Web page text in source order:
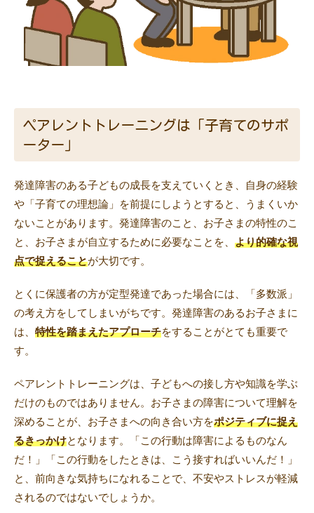
ペアレントトレーニングは「子育てのサポ
ーター」
発達障害のある子どもの成長を支えていくとき、自身の経験
や「子育ての理想論」を前提にしようとすると、うまくいか
ないことがあります。発達障害のこと、お子さまの特性のこ
と、お子さまが自立するために必要なことを、 より的確な視
点で捉えることが大切です。
とくに保護者の方が定型発達であった場合には、「多数派」
の考え方をしてしまいがちです。発達障害のあるお子さまに
は、 特性を踏まえたアプローチをすることがとても重要で
す。
ペアレントトレーニングは、子どもへの接し方や知識を学ぶ
だけのものではありません。お子さまの障害について理解を
深めることが、お子さまへの向き合い方をポジティブに捉え
るきっかけとなります。「この行動は障害によるものなん
だ！」「この行動をしたときは、こう接すればいいんだ！」
と、前向きな気持ちになれることで、不安やストレスが軽減
されるのではないでしょうか。